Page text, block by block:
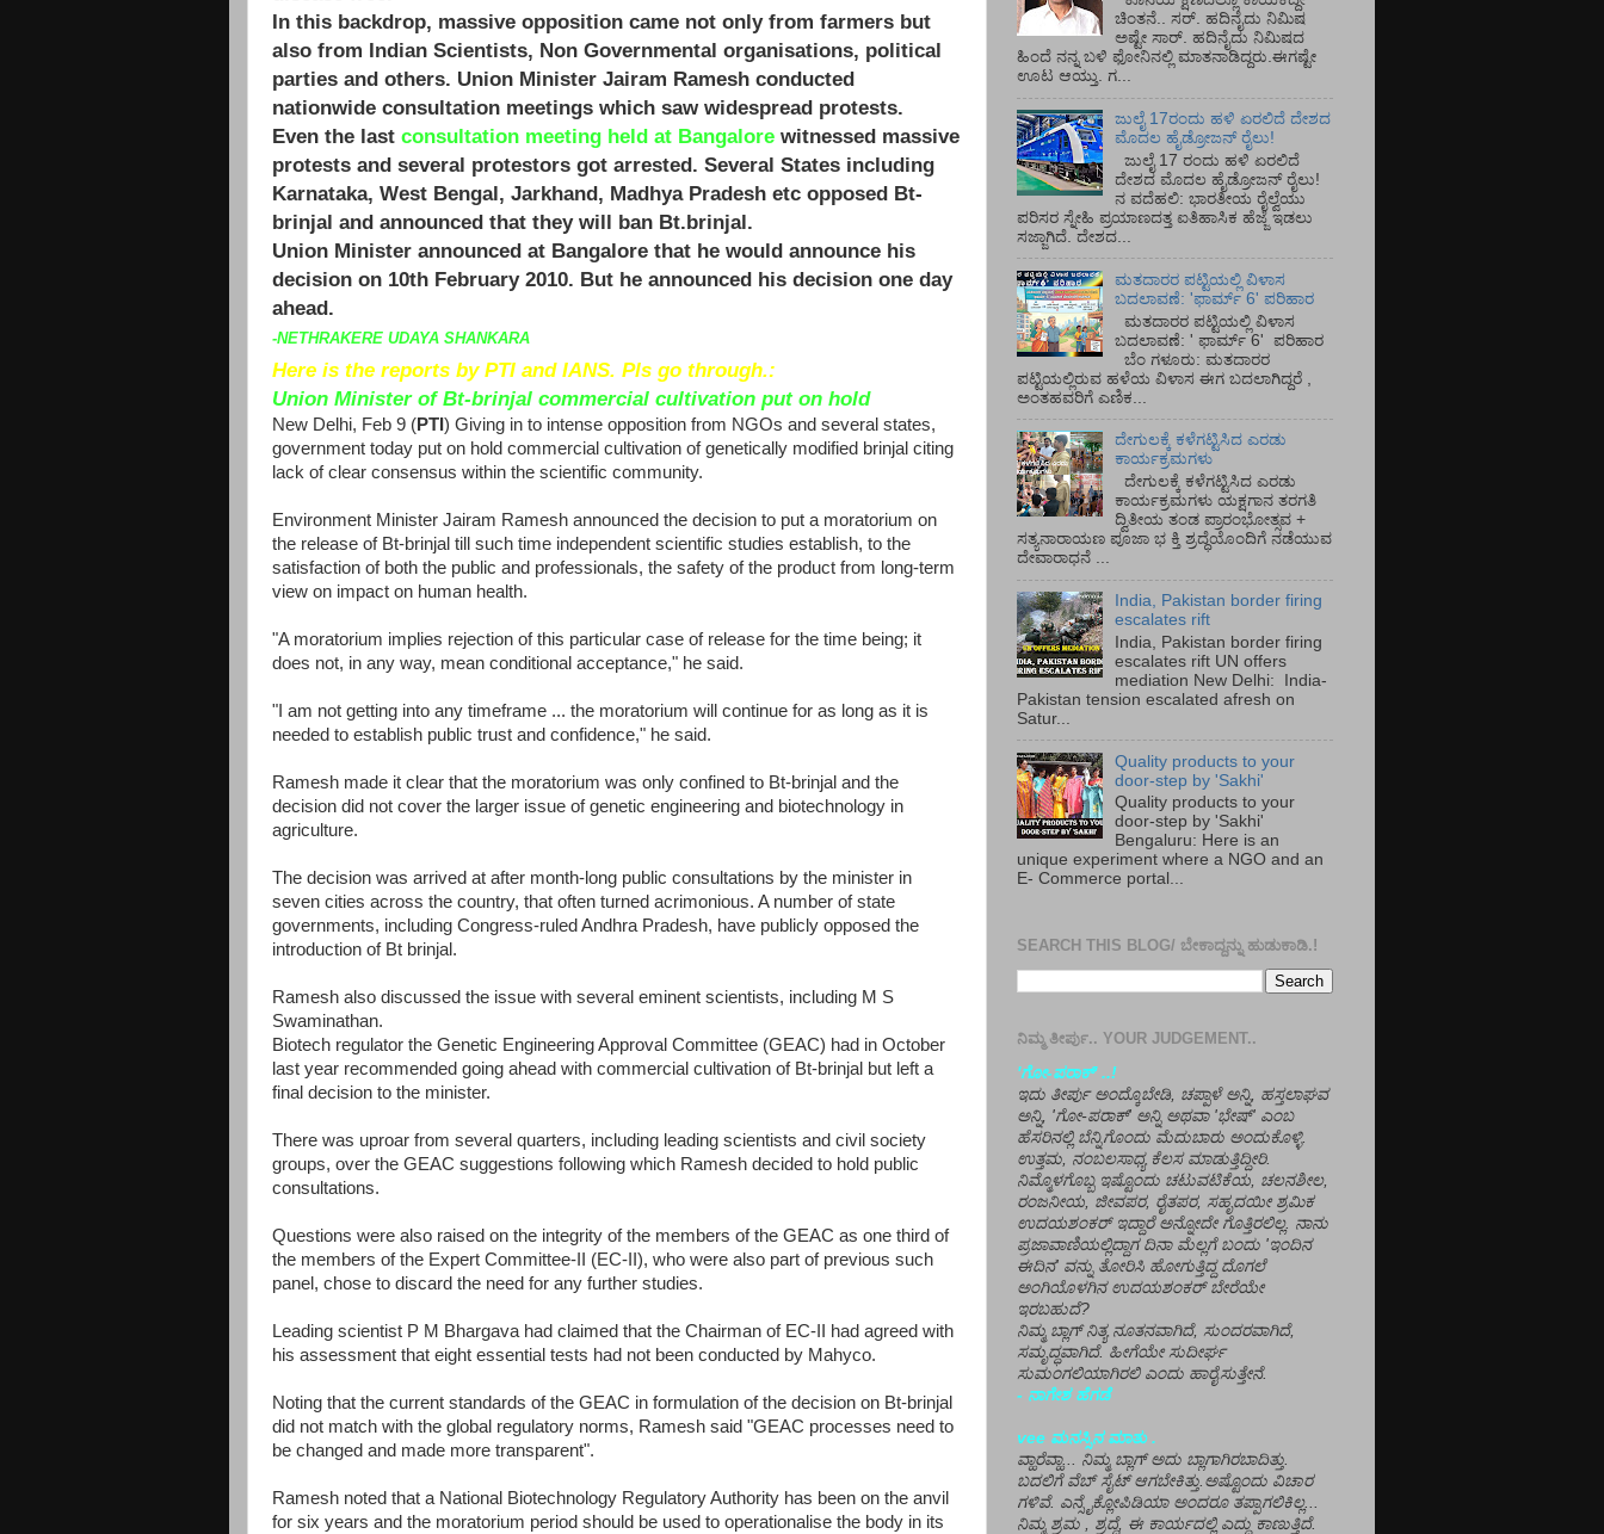
In this backdrop, massive opposition came not only from farmers but
also from Indian Scientists, Non Governmental organisations, political
parties and others. Union Minister Jairam Ramesh conducted
nationwide consultation meetings which saw widespread protests.
Even the last consultation meeting held at Bangalore witnessed massive
protests and several protestors got arrested. Several States including
Karnataka, West Bengal, Jarkhand, Madhya Pradesh etc opposed Bt-
brinjal and announced that they will ban Bt.brinjal.
Union Minister announced at Bangalore that he would announce his
decision on 10th February 2010. But he announced his decision one day
ahead.
-NETHRAKERE UDAYA SHANKARA
Here is the reports by PTI and IANS. Pls go through.:
Union Minister of Bt-brinjal commercial cultivation put on hold
New Delhi, Feb 9 (PTI) Giving in to intense opposition from NGOs and several states,
government today put on hold commercial cultivation of genetically modified brinjal citing
lack of clear consensus within the scientific community.
Environment Minister Jairam Ramesh announced the decision to put a moratorium on
the release of Bt-brinjal till such time independent scientific studies establish, to the
satisfaction of both the public and professionals, the safety of the product from long-term
view on impact on human health.
"A moratorium implies rejection of this particular case of release for the time being; it
does not, in any way, mean conditional acceptance," he said.
"I am not getting into any timeframe ... the moratorium will continue for as long as it is
needed to establish public trust and confidence," he said.
Ramesh made it clear that the moratorium was only confined to Bt-brinjal and the
decision did not cover the larger issue of genetic engineering and biotechnology in
agriculture.
The decision was arrived at after month-long public consultations by the minister in
seven cities across the country, that often turned acrimonious. A number of state
governments, including Congress-ruled Andhra Pradesh, have publicly opposed the
introduction of Bt brinjal.
Ramesh also discussed the issue with several eminent scientists, including M S
Swaminathan.
Biotech regulator the Genetic Engineering Approval Committee (GEAC) had in October
last year recommended going ahead with commercial cultivation of Bt-brinjal but left a
final decision to the minister.
There was uproar from several quarters, including leading scientists and civil society
groups, over the GEAC suggestions following which Ramesh decided to hold public
consultations.
Questions were also raised on the integrity of the members of the GEAC as one third of
the members of the Expert Committee-II (EC-II), who were also part of previous such
panel, chose to discard the need for any further studies.
Leading scientist P M Bhargava had claimed that the Chairman of EC-II had agreed with
his assessment that eight essential tests had not been conducted by Mahyco.
Noting that the current standards of the GEAC in formulation of the decision on Bt-brinjal
did not match with the global regulatory norms, Ramesh said "GEAC processes need to
be changed and made more transparent".
Ramesh noted that a National Biotechnology Regulatory Authority has been on the anvil
for six years and the moratorium period should be used to operationalise the body in its
ಚಿಂತನೆ.. ಸರ್.‌ ಹದಿನೈದು ನಿಮಿಷ
ಅಷ್ಟೇ ಸಾರ್.‌ ಹದಿನೈದು ನಿಮಿಷದ
ಹಿಂದೆ ನನ್ನ ಬಳಿ ಫೋನಿನಲ್ಲಿ ಮಾತನಾಡಿದ್ದರು.ಈಗಷ್ಟೇ
ಊಟ ಆಯ್ತು. ಗ...
ಜುಲೈ 17ರಂದು ಹಳಿ ಏರಲಿದೆ ದೇಶದ
ಮೊದಲ ಹೈಡ್ರೋಜನ್ ರೈಲು!
ಜುಲೈ 17 ರಂದು ಹಳಿ ಏರಲಿದೆ
ದೇಶದ ಮೊದಲ ಹೈಡ್ರೋಜನ್ ರೈಲು!
ನ ವದೆಹಲಿ: ಭಾರತೀಯ ರೈಲ್ವೆಯು
ಪರಿಸರ ಸ್ನೇಹಿ ಪ್ರಯಾಣದತ್ತ ಐತಿಹಾಸಿಕ ಹೆಜ್ಜೆ ಇಡಲು
ಸಜ್ಜಾಗಿದೆ. ದೇಶದ...
ಮತದಾರರ ಪಟ್ಟಿಯಲ್ಲಿ ವಿಳಾಸ
ಬದಲಾವಣೆ: 'ಫಾರ್ಮ್ 6' ಪರಿಹಾರ
ಮತದಾರರ ಪಟ್ಟಿಯಲ್ಲಿ ವಿಳಾಸ
ಬದಲಾವಣೆ: ' ಫಾರ್ಮ್ 6' ಪರಿಹಾರ
ಬೆಂ ಗಳೂರು: ಮತದಾರರ
ಪಟ್ಟಿಯಲ್ಲಿರುವ ಹಳೆಯ ವಿಳಾಸ ಈಗ ಬದಲಾಗಿದ್ದರೆ ,
ಅಂತಹವರಿಗೆ ಎಣಿಕ...
ದೇಗುಲಕ್ಕೆ ಕಳೆಗಟ್ಟಿಸಿದ ಎರಡು
ಕಾರ್ಯಕ್ರಮಗಳು
ದೇಗುಲಕ್ಕೆ ಕಳೆಗಟ್ಟಿಸಿದ ಎರಡು
ಕಾರ್ಯಕ್ರಮಗಳು ಯಕ್ಷಗಾನ ತರಗತಿ
ದ್ವಿತೀಯ ತಂಡ ಪ್ರಾರಂಭೋತ್ಸವ +
ಸತ್ಯನಾರಾಯಣ ಪೂಜಾ ಭ ಕ್ತಿ ಶ್ರದ್ಧೆಯೊಂದಿಗೆ ನಡೆಯುವ
ದೇವಾರಾಧನೆ ...
India, Pakistan border firing
escalates rift
India, Pakistan border firing
escalates rift UN offers
mediation New Delhi: India-
Pakistan tension escalated afresh on
Satur...
Quality products to your
door-step by 'Sakhi'
Quality products to your
door-step by 'Sakhi'
Bengaluru: Here is an
unique experiment where a NGO and an
E- Commerce portal...
SEARCH THIS BLOG/ ಬೇಕಾದ್ದನ್ನು ಹುಡುಕಾಡಿ.!
ನಿಮ್ಮ ತೀರ್ಪು.. YOUR JUDGEMENT..
'ಗೋ-ಪರಾಕ್' ..!
ಇದು ತೀರ್ಪು ಅಂದ್ಕೊಬೇಡಿ, ಚಪ್ಪಾಳೆ ಅನ್ನಿ, ಹಸ್ತಲಾಘವ
ಅನ್ನಿ, 'ಗೋ-ಪರಾಕ್' ಅನ್ನಿ ಅಥವಾ 'ಭೇಷ್' ಎಂಬ
ಹೆಸರಿನಲ್ಲಿ ಬೆನ್ನಿಗೊಂದು ಮೆದುಬಾರು ಅಂದುಕೊಳ್ಳಿ.
ಉತ್ತಮ, ನಂಬಲಸಾಧ್ಯ ಕೆಲಸ ಮಾಡುತ್ತಿದ್ದೀರಿ.
ನಿಮ್ಮೊಳಗೊಬ್ಬ ಇಷ್ಟೊಂದು ಚಟುವಟಿಕೆಯ, ಚಲನಶೀಲ,
ರಂಜನೀಯ, ಜೀವಪರ, ರೈತಪರ, ಸಹೃದಯೀ ಶ್ರಮಿಕ
ಉದಯಶಂಕರ್ ಇದ್ದಾರೆ ಅನ್ನೋದೇ ಗೊತ್ತಿರಲಿಲ್ಲ. ನಾನು
ಪ್ರಜಾವಾಣಿಯಲ್ಲಿದ್ದಾಗ ದಿನಾ ಮೆಲ್ಲಗೆ ಬಂದು 'ಇಂದಿನ
ಈದಿನ' ವನ್ನು ತೋರಿಸಿ ಹೋಗುತ್ತಿದ್ದ ದೊಗಲೆ
ಅಂಗಿಯೊಳಗಿನ ಉದಯಶಂಕರ್ ಬೇರೆಯೇ
ಇರಬಹುದೆ?
ನಿಮ್ಮ ಬ್ಲಾಗ್ ನಿತ್ಯ ನೂತನವಾಗಿದೆ, ಸುಂದರವಾಗಿದೆ,
ಸಮೃದ್ಧವಾಗಿದೆ. ಹೀಗೆಯೇ ಸುದೀರ್ಘ
ಸುಮಂಗಲಿಯಾಗಿರಲಿ ಎಂದು ಹಾರೈಸುತ್ತೇನೆ.
- ನಾಗೇಶ ಹೆಗಡೆ
vee ಮನಸ್ಸಿನ ಮಾತು .
ವ್ಹಾರೆವ್ಹಾ... ನಿಮ್ಮ ಬ್ಲಾಗ್ ಅದು ಬ್ಲಾಗಾಗಿರಬಾದಿತ್ತು.
ಬದಲಿಗೆ ವೆಬ್ ಸೈಟ್ ಆಗಬೇಕಿತ್ತು.ಅಷ್ಟೊಂದು ವಿಚಾರ
ಗಳಿವೆ. ಎನ್ಸೈಕ್ಲೋಪಿಡಿಯಾ ಅಂದರೂ ತಪ್ಪಾಗಲಿಕಿಲ್ಲ...
ನಿಮ್ಮ ಶ್ರಮ , ಶ್ರದ್ಧೆ, ಈ ಕಾರ್ಯದಲ್ಲಿ ಎದ್ದು ಕಾಣುತ್ತಿದೆ.